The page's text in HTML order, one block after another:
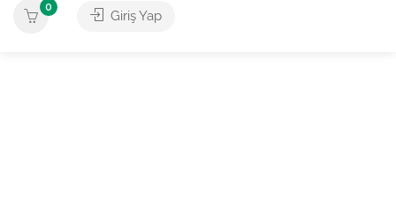
0
Giriş Yap